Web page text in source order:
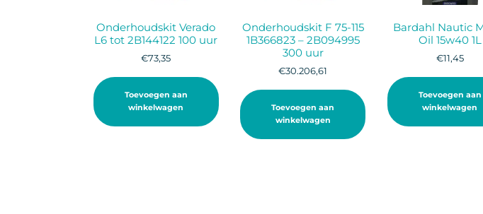
Onderhoudskit Verado
L6 tot 2B144122 100 uur
€73,35
Toevoegen aan
winkelwagen
Onderhoudskit F 75-115
1B366823 – 2B094995
300 uur
€30.206,61
Toevoegen aan
winkelwagen
Bardahl Nautic
Oil 15w40 1L
€11,45
Toevoegen aan
winkelwagen